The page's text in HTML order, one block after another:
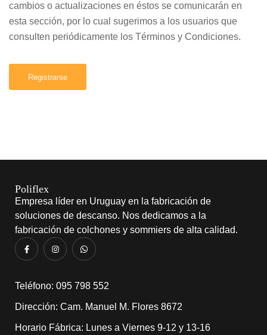
cambios o actualizaciones en éstos se comunicarán en
esta sección, por lo cual sugerimos a los usuarios que
consulten periódicamente los Términos y Condiciones.
Registrarse
Poliflex
Empresa líder en Uruguay en la fabricación de
soluciones de descanso. Nos dedicamos a la
fabricación de colchones y sommiers de alta calidad.
​Teléfono: 095 798 552
Dirección: Cam. Manuel M. Flores 8672
Horario Fábrica: Lunes a Viernes 9-12 y 13-16